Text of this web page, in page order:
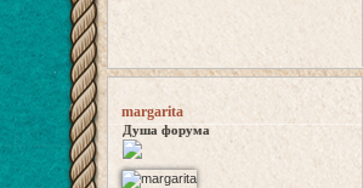
margarita
Душа форума